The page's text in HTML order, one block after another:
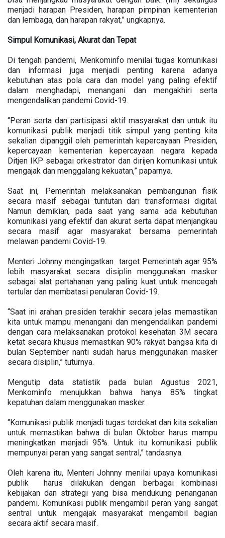
menjadi harapan Presiden, harapan pimpinan kementerian
dan lembaga, dan harapan rakyat,” ungkapnya.
Simpul Komunikasi, Akurat dan Tepat
Di tengah pandemi, Menkominfo menilai tugas komunikasi
dan informasi juga menjadi penting karena adanya
kebutuhan atas pola cara dan model yang paling efektif
dalam menghadapi, menangani dan mengakhiri serta
mengendalikan pandemi Covid-19.
“Peran serta dan partisipasi aktif masyarakat dan untuk itu
komunikasi publik menjadi titik simpul yang penting kita
sekalian dipanggil oleh pemerintah kepercayaan Presiden,
kepercayaan kementerian kepercayaan negara kepada
Ditjen IKP sebagai orkestrator dan dirijen komunikasi untuk
mengajak dan menggalang kekuatan,” paparnya.
Saat ini, Pemerintah melaksanakan pembangunan fisik
secara masif sebagai tuntutan dari transformasi digital.
Namun demikian, pada saat yang sama ada kebutuhan
komunikasi yang efektif dan akurat serta dapat menjangkau
secara masif agar masyarakat bersama pemerintah
melawan pandemi Covid-19.
Menteri Johnny mengingatkan target Pemerintah agar 95%
lebih masyarakat secara disiplin menggunakan masker
sebagai alat pertahanan yang paling kuat untuk mencegah
tertular dan membatasi penularan Covid-19.
“Saat ini arahan presiden terakhir secara jelas memastikan
kita untuk mampu menangani dan mengendalikan pandemi
dengan cara melaksanakan protokol kesehatan 3M secara
ketat secara khusus memastikan 90% rakyat bangsa kita di
bulan September nanti sudah harus menggunakan masker
secara disiplin,” tuturnya.
Mengutip data statistik pada bulan Agustus 2021,
Menkominfo menujukkan bahwa hanya 85% tingkat
kepatuhan dalam menggunakan masker.
“Komunikasi publik menjadi tugas terdekat dan kita sekalian
untuk memastikan bahwa di bulan Oktober harus mampu
meningkatkan menjadi 95%. Untuk itu komunikasi publik
mempunyai peran yang sangat sentral,” tandasnya.
Oleh karena itu, Menteri Johnny menilai upaya komunikasi
publik harus dilakukan dengan berbagai kombinasi
kebijakan dan strategi yang bisa mendukung penanganan
pandemi. Komunikasi publik mengambil peran yang sangat
sentral untuk mengajak masyarakat mengambil bagian
secara aktif secara masif.